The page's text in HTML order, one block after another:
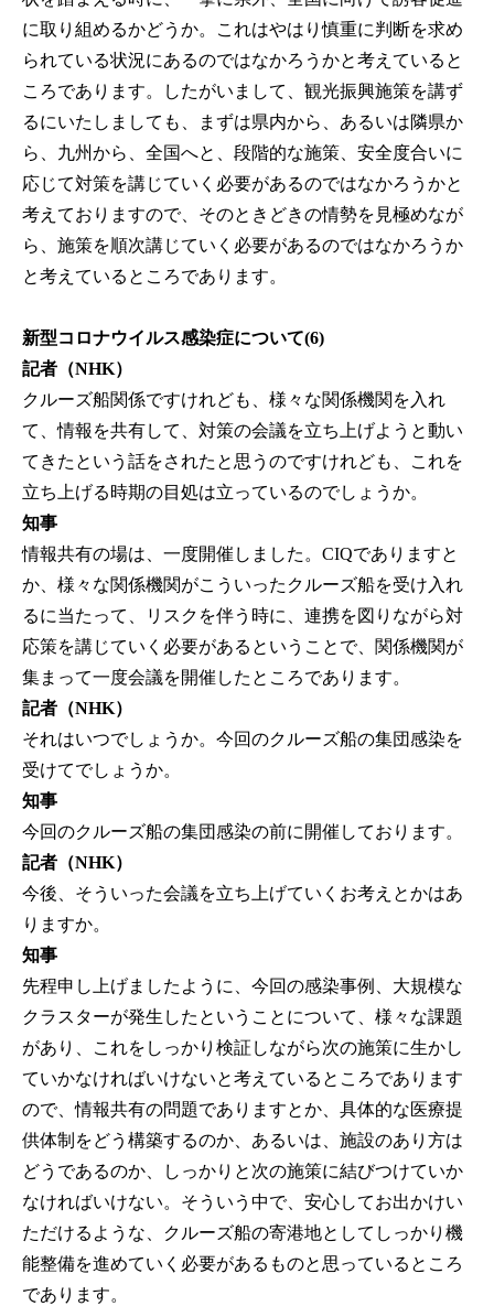
に取り組めるかどうか。これはやはり慎重に判断を求め
られている状況にあるのではなかろうかと考えていると
ころであります。したがいまして、観光振興施策を講ず
るにいたしましても、まずは県内から、あるいは隣県か
ら、九州から、全国へと、段階的な施策、安全度合いに
応じて対策を講じていく必要があるのではなかろうかと
考えておりますので、そのときどきの情勢を見極めなが
ら、施策を順次講じていく必要があるのではなかろうか
と考えているところであります。
新型コロナウイルス感染症について(6)
記者（NHK）
クルーズ船関係ですけれども、様々な関係機関を入れ
て、情報を共有して、対策の会議を立ち上げようと動い
てきたという話をされたと思うのですけれども、これを
立ち上げる時期の目処は立っているのでしょうか。
知事
情報共有の場は、一度開催しました。CIQでありますと
か、様々な関係機関がこういったクルーズ船を受け入れ
るに当たって、リスクを伴う時に、連携を図りながら対
応策を講じていく必要があるということで、関係機関が
集まって一度会議を開催したところであります。
記者（NHK）
それはいつでしょうか。今回のクルーズ船の集団感染を
受けてでしょうか。
知事
今回のクルーズ船の集団感染の前に開催しております。
記者（NHK）
今後、そういった会議を立ち上げていくお考えとかはあ
りますか。
知事
先程申し上げましたように、今回の感染事例、大規模な
クラスターが発生したということについて、様々な課題
があり、これをしっかり検証しながら次の施策に生かし
ていかなければいけないと考えているところであります
ので、情報共有の問題でありますとか、具体的な医療提
供体制をどう構築するのか、あるいは、施設のあり方は
どうであるのか、しっかりと次の施策に結びつけていか
なければいけない。そういう中で、安心してお出かけい
ただけるような、クルーズ船の寄港地としてしっかり機
能整備を進めていく必要があるものと思っているところ
であります。